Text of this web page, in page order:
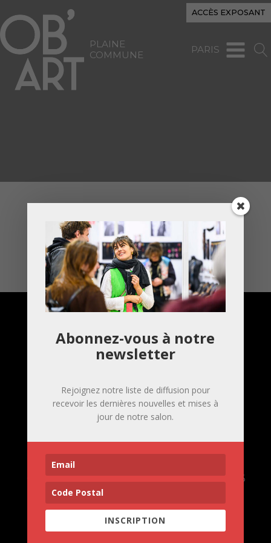
ACCÈS EXPOSANT
PLAINE
COMMUNE
PARIS
Fiche exposant
Informations pratiques
Ob'Art Plaine Commune - 09-11 octobre 2026
Partenaires
Informations pratiques
Inscription à la newsletter
Abonnez-vous à notre
newsletter
Rejoignez notre liste de diffusion pour
recevoir les dernières nouvelles et mises à
jour de notre salon.
INSCRIPTION